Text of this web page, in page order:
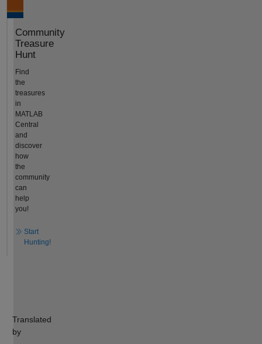
Community
Treasure
Hunt
Find
the
treasures
in
MATLAB
Central
and
discover
how
the
community
can
help
you!
Start
Hunting!
Translated
by